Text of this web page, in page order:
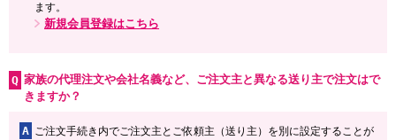
ます。
新規会員登録はこちら
家族の代理注文や会社名義など、ご注文主と異なる送り主で注文はで
きますか？
A ご注文手続き内でご注文主とご依頼主（送り主）を別に設定することが